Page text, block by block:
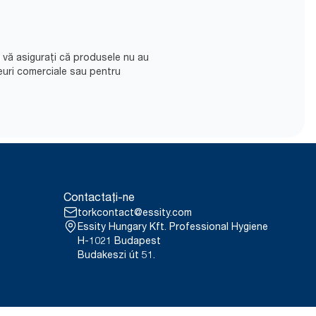
asigurați că produsele nu au
comerciale sau pentru
Contactați-ne
torkcontact@essity.com
Essity Hungary Kft. Professional Hygiene
H-1021 Budapest
Budakeszi út 51.